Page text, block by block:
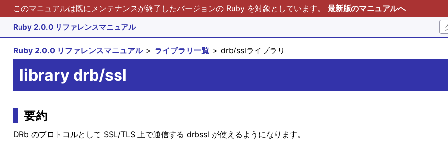
このマニュアルは既にメンテナンスが終了したバージョンの Ruby を対象としています。 最新版のマニュアルへ
Ruby 2.0.0 リファレンスマニュアル
Ruby 2.0.0 リファレンスマニュアル ライブラリ一覧 drb/sslライブラリ
library drb/ssl
要約
DRb のプロトコルとして SSL/TLS 上で通信する drbssl が使えるようになります。